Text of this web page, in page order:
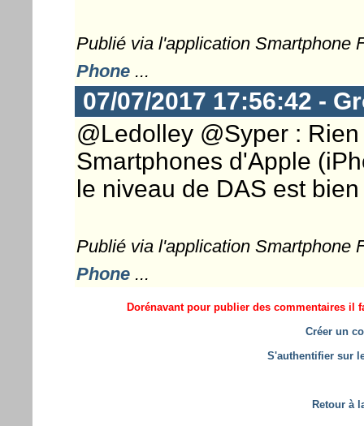
Publié via l'application Smartphone
Phone...
07/07/2017 17:56:42 -
@Ledolley @Syper :
Smartphones d'Apple
le niveau de DAS est
Publié via l'application Smartphone
Phone...
Dorénavant pour publier des commentaires il
Créer un
S'authentifier sur
Retour à